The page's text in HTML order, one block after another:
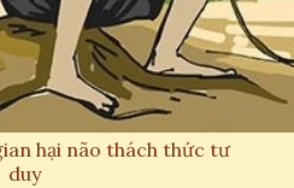
hại não thách thức tư
duy